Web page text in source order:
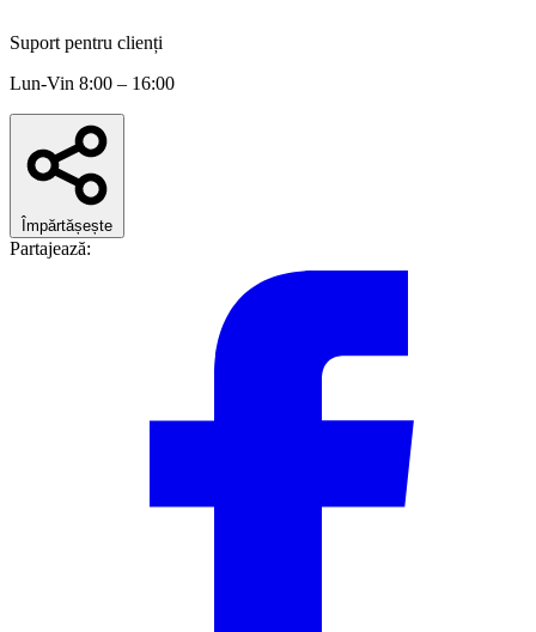
Suport pentru clienți
Lun-Vin 8:00 – 16:00
Împărtășește
Partajează: